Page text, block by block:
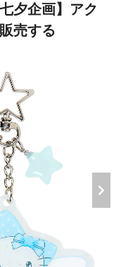
夕企画】アク
売する